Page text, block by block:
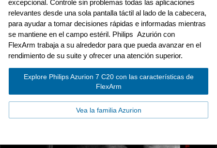
excepcional. Controle sin problemas todas las aplicaciones
relevantes desde una sola pantalla táctil al lado de la cabecera,
para ayudar a tomar decisiones rápidas e informadas mientras
se mantiene en el campo estéril. Philips Azurión con
FlexArm trabaja a su alrededor para que pueda avanzar en el
rendimiento de su suite y ofrecer una atención superior.
Explore Philips Azurion 7 C20 con las características de
FlexArm
Vea la familia Azurion